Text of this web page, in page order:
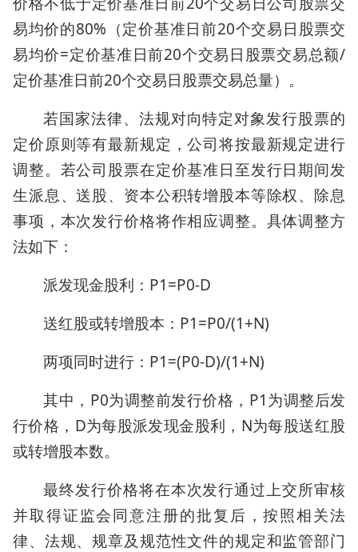
易均价的80%（定价基准日前20个交易日股票交
易均价=定价基准日前20个交易日股票交易总额/
定价基准日前20个交易日股票交易总量）。
若国家法律、法规对向特定对象发行股票的
定价原则等有最新规定，公司将按最新规定进行
调整。若公司股票在定价基准日至发行日期间发
生派息、送股、资本公积转增股本等除权、除息
事项，本次发行价格将作相应调整。具体调整方
法如下：
派发现金股利：P1=P0-D
送红股或转增股本：P1=P0/(1+N)
两项同时进行：P1=(P0-D)/(1+N)
其中，P0为调整前发行价格，P1为调整后发
行价格，D为每股派发现金股利，N为每股送红股
或转增股本数。
最终发行价格将在本次发行通过上交所审核
并取得证监会同意注册的批复后，按照相关法
律、法规、规章及规范性文件的规定和监管部门